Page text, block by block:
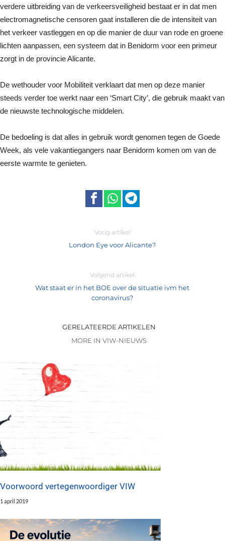
verdere uitbreiding van de verkeersveiligheid bestaat er in dat men
electromagnetische censoren gaat installeren die de intensiteit van
het verkeer vastleggen en op die manier de duur van rode en groene
lichten aanpassen, een systeem dat in Benidorm voor een primeur
zorgt in de provincie Alicante.
De wethouder voor Mobiliteit verklaart dat men op deze manier
steeds verder toe werkt naar een ‘Smart City’, die gebruik maakt van
de nieuwste technologische middelen.
De bedoeling is dat alles in gebruik wordt genomen tegen de Goede
Week, als vele vakantiegangers naar Benidorm komen om van de
eerste warmte te genieten.
Vorig artikel
London Eye voor Alicante?
Volgend artikel
Wat staat er in het BOE over de situatie ivm het
coronavirus?
GERELATEERDE ARTIKELEN
MORE IN VIW-NIEUWS
Voorwoord vertegenwoordiger VIW
1 april 2019